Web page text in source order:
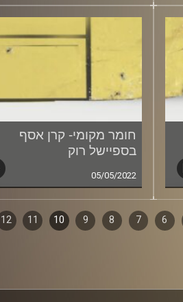
חומר מקומי- קרן אסף
בספיישל רוק
05/05/2022
6
7
8
9
10
11
12